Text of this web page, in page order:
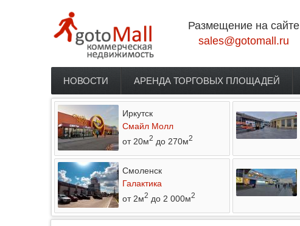
Размещение на сайте
sales@gotomall.ru
Главное меню
НОВОСТИ АРЕНДА ТОРГОВЫХ ПЛОЩАДЕЙ
Иркутск
Смайл Молл
от 20м2 до 270м2
Смоленск
Галактика
от 2м2 до 2 000м2